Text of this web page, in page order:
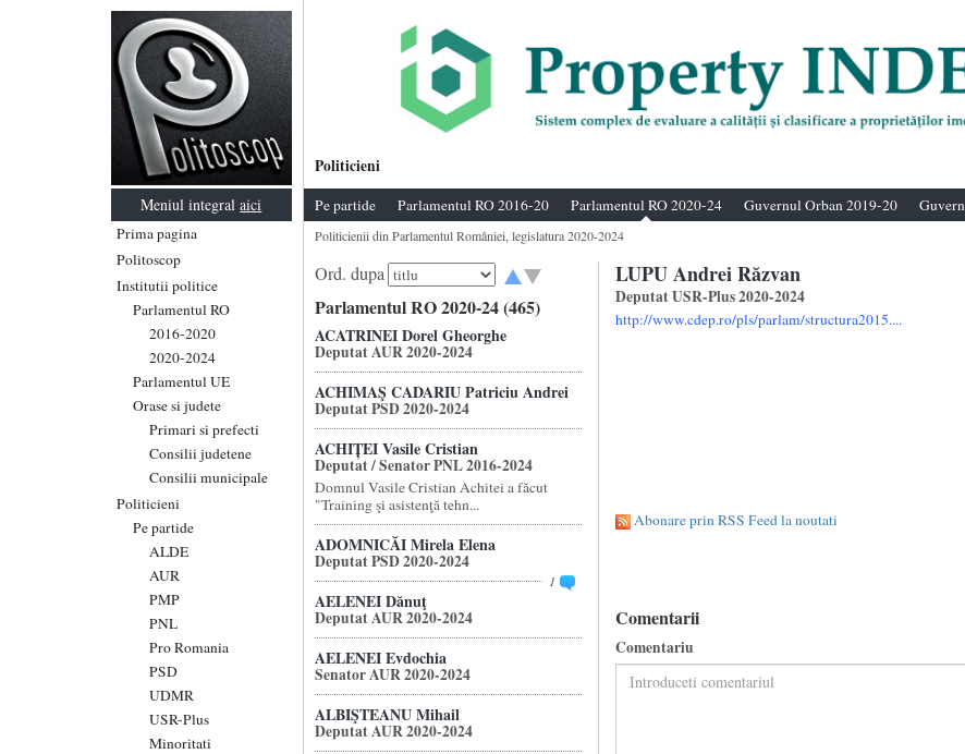
Meniul integralaici
Prima pagina
Politoscop
Institutii politice
Parlamentul RO
2016-2020
2020-2024
Parlamentul UE
Orase si judete
Primari si prefecti
Consilii judetene
Consilii municipale
Politicieni
Pe partide
ALDE
AUR
PMP
PNL
Pro Romania
PSD
UDMR
USR-Plus
Minoritati
Politicieni
Pe partide Parlamentul RO 2016-20 Parlamentul RO 2020-24 Guvernul Orban 2019-20
Politicienii din Parlamentul României, legislatura 2020-2024
Ord. dupa
Parlamentul RO 2020-24 (465)
ACATRINEI Dorel Gheorghe
Deputat AUR 2020-2024
ACHIMAŞ CADARIU Patriciu Andrei
Deputat PSD 2020-2024
ACHIȚEI Vasile Cristian
Deputat / Senator PNL 2016-2024
Domnul Vasile Cristian Achitei a făcut
"Training şi asistenţă tehn...
ADOMNICĂI Mirela Elena
Deputat PSD 2020-2024
1
AELENEI Dănuţ
Deputat AUR 2020-2024
AELENEI Evdochia
Senator AUR 2020-2024
ALBIŞTEANU Mihail
Deputat AUR 2020-2024
LUPU Andrei Răzvan
Deputat USR-Plus 2020-2024
http://www.cdep.ro/pls/parlam/structura2015....
Abonare prin RSS Feed la noutati
Comentarii
Comentariu